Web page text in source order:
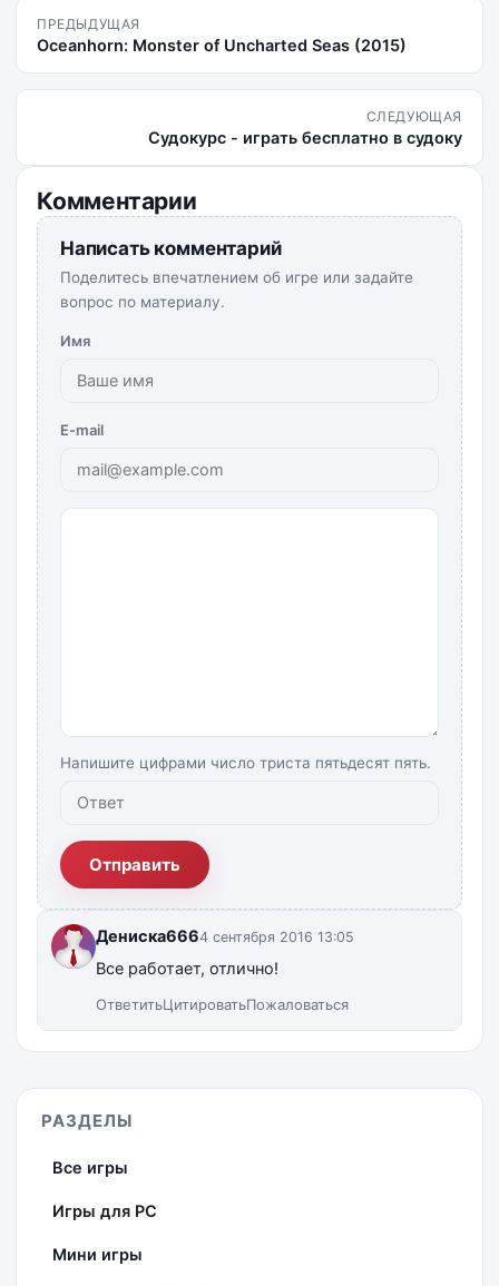
ПРЕДЫДУЩАЯ
Oceanhorn: Monster of Uncharted Seas (2015)
СЛЕДУЮЩАЯ
Судокурс - играть бесплатно в судоку
Комментарии
Написать комментарий
Поделитесь впечатлением об игре или задайте
вопрос по материалу.
Имя
E-mail
Напишите цифрами число триста пятьдесят пять.
Отправить
Дениска6664 сентября 2016 13:05
Все работает, отлично!
ОтветитьЦитироватьПожаловаться
РАЗДЕЛЫ
Все игры
Игры для PC
Мини игры